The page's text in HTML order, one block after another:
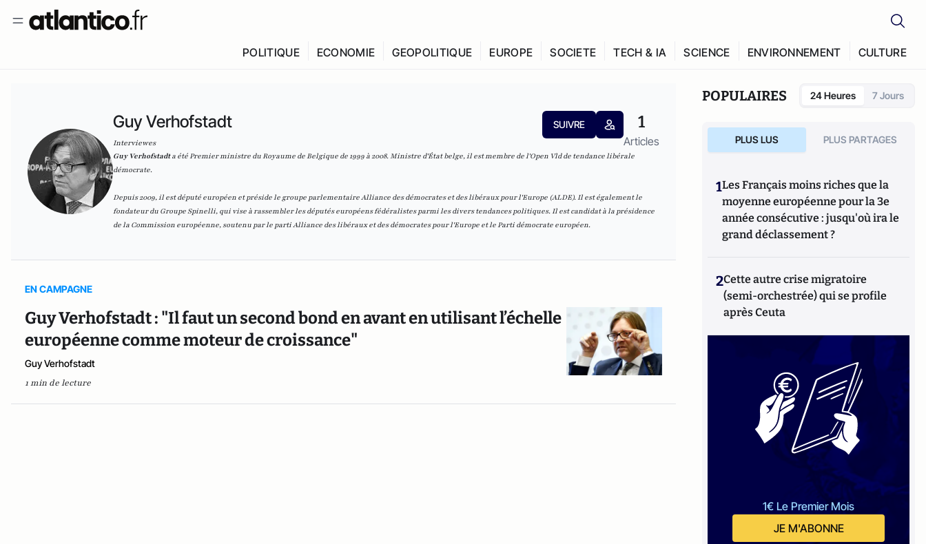
POLITIQUE ECONOMIE GEOPOLITIQUE EUROPE SOCIETE TECH & IA SCIENCE ENVIRONNEMENT CULTURE
Guy Verhofstadt
Interviewes
SUIVRE 1
Articles
Guy Verhofstadta été Premier ministre du Royaume de Belgique de 1999 à 2008. Ministre d'État belge, il est membre de l'Open Vld de tendance libérale
démocrate.
Depuis 2009, il est député européen et préside le groupe parlementaire Alliance des démocrates et des libéraux pour l'Europe (ALDE). Il est également le
fondateur du Groupe Spinelli, qui vise à rassembler les députés européens fédéralistes parmi les divers tendances politiques. Il est candidat à la présidence
de la Commission européenne, soutenu par le parti Alliance des libéraux et des démocrates pour l'Europe et le Parti démocrate européen.
EN CAMPAGNE
Guy Verhofstadt : "Il faut un second bond en avant en utilisant l’échelle
européenne comme moteur de croissance"
Guy Verhofstadt
1 min de lecture
POPULAIRES 24 Heures 7 Jours
PLUS LUS PLUS PARTAGES
1Les Français moins riches que la
moyenne européenne pour la 3e
année consécutive : jusqu'où ira le
grand déclassement ?
2Cette autre crise migratoire
(semi-orchestrée) qui se profile
après Ceuta
1€ Le Premier Mois
JE M'ABONNE